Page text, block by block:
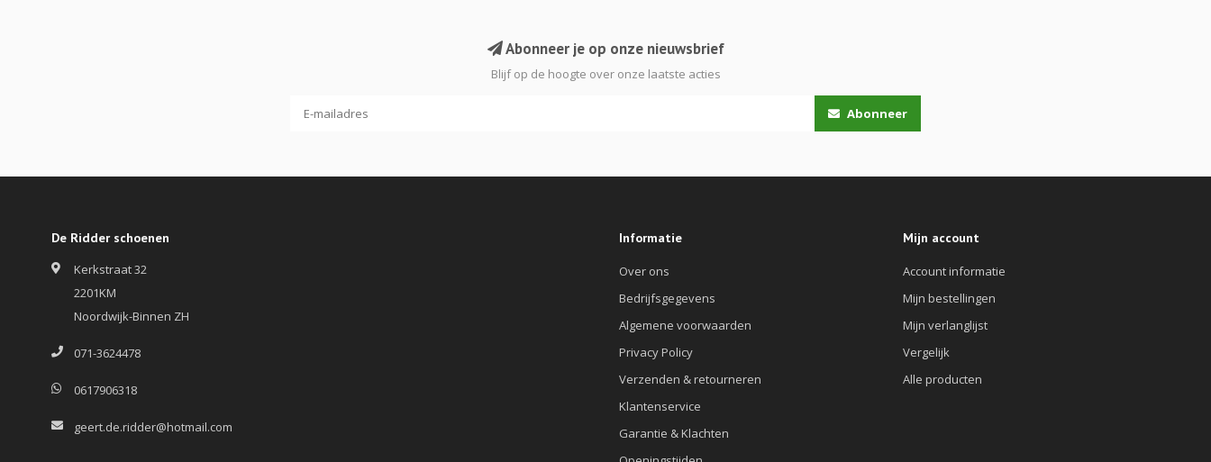
Abonneer je op onze nieuwsbrief
Blijf op de hoogte over onze laatste acties
Abonneer
De Ridder schoenen
Kerkstraat 32
2201KM
Noordwijk-Binnen ZH
071-3624478
0617906318
geert.de.ridder@hotmail.com
Informatie
Over ons
Bedrijfsgegevens
Algemene voorwaarden
Privacy Policy
Verzenden & retourneren
Klantenservice
Garantie & Klachten
Mijn account
Account informatie
Mijn bestellingen
Mijn verlanglijst
Vergelijk
Alle producten